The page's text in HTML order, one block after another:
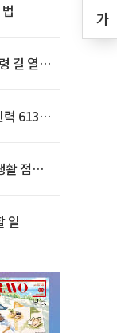
가
길 열린
력 613명
활 점수
일